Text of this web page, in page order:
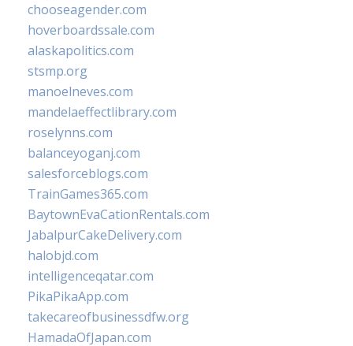
chooseagender.com
hoverboardssale.com
alaskapolitics.com
stsmp.org
manoelneves.com
mandelaeffectlibrary.com
roselynns.com
balanceyoganj.com
salesforceblogs.com
TrainGames365.com
BaytownEvaCationRentals.com
JabalpurCakeDelivery.com
halobjd.com
intelligenceqatar.com
PikaPikaApp.com
takecareofbusinessdfw.org
HamadaOfJapan.com